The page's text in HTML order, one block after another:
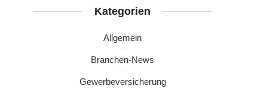
Kategorien
Allgemein
Branchen-News
Gewerbeversicherung